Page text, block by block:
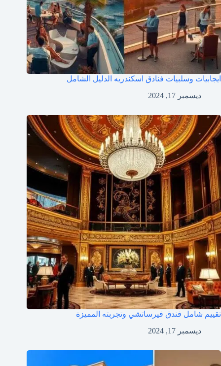
ايجابيات وسلبيات فنادق اسكندريه الدليل الشامل
ديسمبر 17, 2024
تقييم شامل فندق فيرساتشي وتجربته المميزة
ديسمبر 17, 2024